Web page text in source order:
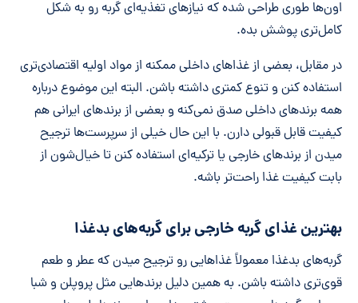
اون‌ها طوری طراحی شده که نیازهای تغذیه‌ای گربه رو به شکل
کامل‌تری پوشش بده.
در مقابل، بعضی از غذاهای داخلی ممکنه از مواد اولیه اقتصادی‌تری
استفاده کنن و تنوع کمتری داشته باشن. البته این موضوع درباره
همه برندهای داخلی صدق نمی‌کنه و بعضی از برندهای ایرانی هم
کیفیت قابل قبولی دارن. با این حال خیلی از سرپرست‌ها ترجیح
میدن از برندهای خارجی یا ترکیه‌ای استفاده کنن تا خیال‌شون از
بابت کیفیت غذا راحت‌تر باشه.
بهترین غذای گربه خارجی برای گربه‌های بدغذا
گربه‌های بدغذا معمولاً غذاهایی رو ترجیح میدن که عطر و طعم
قوی‌تری داشته باشن. به همین دلیل برندهایی مثل پروپلن و شبا